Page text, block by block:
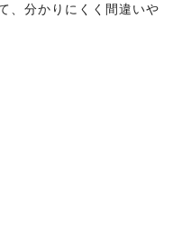
、分かりにくく間違いや